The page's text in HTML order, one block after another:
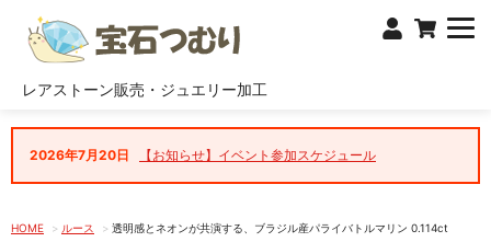
レアストーン販売・ジュエリー加工
2026年7月20日 【お知らせ】イベント参加スケジュール
HOME ルース 透明感とネオンが共演する、ブラジル産パライバトルマリン 0.114ct